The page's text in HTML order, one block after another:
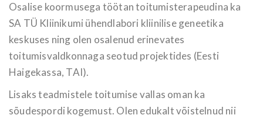
Osalise koormusega töötan toitumisterapeudina ka
SA TÜ Kliinikumi ühendlabori kliinilise geneetika
keskuses ning olen osalenud erinevates
toitumisvaldkonnaga seotud projektides (Eesti
Haigekassa, TAI).
Lisaks teadmistele toitumise vallas oman ka
sõudespordi kogemust. Olen edukalt võistelnud nii